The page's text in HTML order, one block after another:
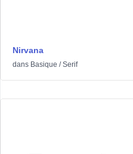
Nirvana
dans Basique /Serif